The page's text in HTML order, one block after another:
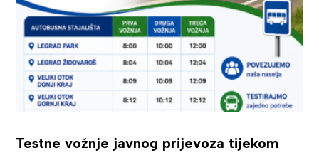
Testne vožnje javnog prijevoza tijekom